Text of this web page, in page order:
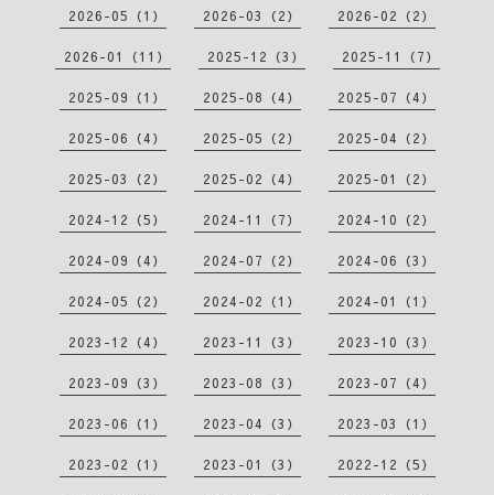
2026-05（1） 2026-03（2） 2026-02（2）
2026-01（11） 2025-12（3） 2025-11（7）
2025-09（1） 2025-08（4） 2025-07（4）
2025-06（4） 2025-05（2） 2025-04（2）
2025-03（2） 2025-02（4） 2025-01（2）
2024-12（5） 2024-11（7） 2024-10（2）
2024-09（4） 2024-07（2） 2024-06（3）
2024-05（2） 2024-02（1） 2024-01（1）
2023-12（4） 2023-11（3） 2023-10（3）
2023-09（3） 2023-08（3） 2023-07（4）
2023-06（1） 2023-04（3） 2023-03（1）
2023-02（1） 2023-01（3） 2022-12（5）